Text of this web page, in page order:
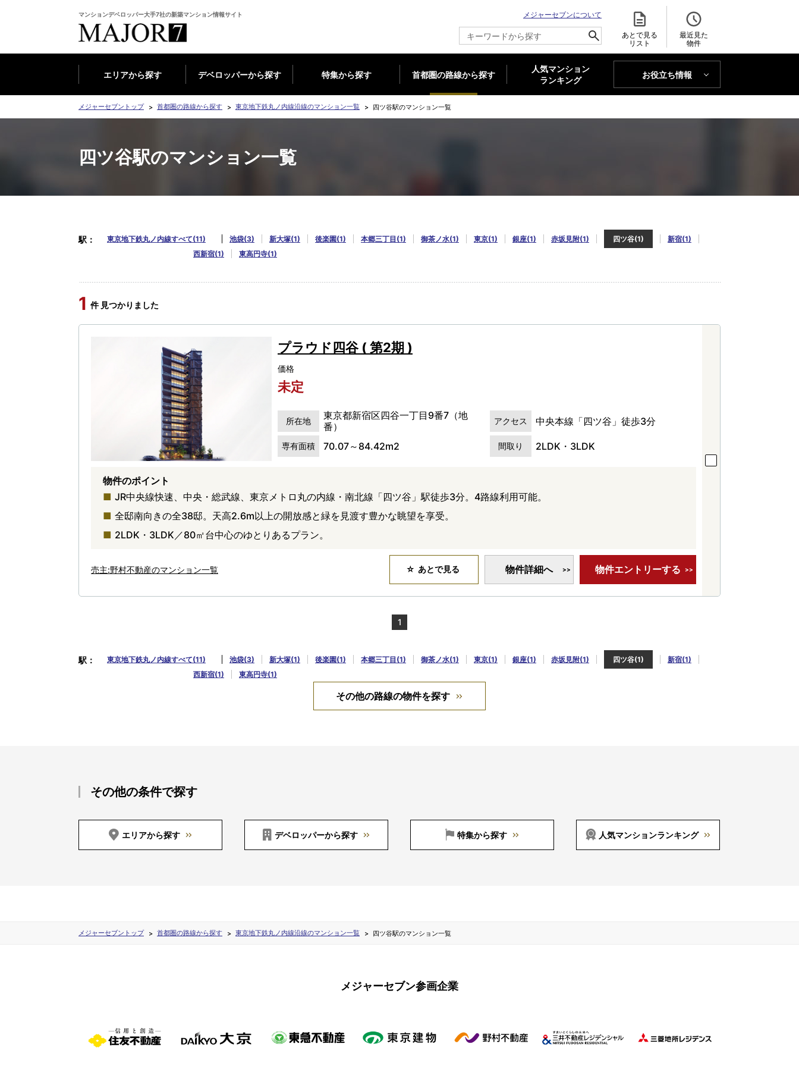
マンションデベロッパー大手7社の新築マンション情報サイト
メジャーセブンについて
あとで見る
リスト
最近見た
物件
エリアから探す デベロッパーから探す 特集から探す 首都圏の路線から探す
人気マンション
ランキング
お役立ち情報
MAJOR'S BLOG
メジャーセブントップ 首都圏の路線から探す 東京地下鉄丸ノ内線沿線のマンション一覧 四ツ谷駅のマンション一覧
四ツ谷駅のマンション一覧
駅 東京地下鉄丸ノ内線すべて(11) 池袋(3) 新大塚(1) 後楽園(1) 本郷三丁目(1) 御茶ノ水(1) 東京(1) 銀座(1) 赤坂見附(1) 四ツ谷(1)
新宿(1)
西新宿(1)
東高円寺(1)
1 件 見つかりました
プラウド四谷 ( 第2期 )
価格
未定
所在地
東京都新宿区四谷一丁目9番7（地
番）
アクセス 中央本線「四ツ谷」徒歩3分
専有面積 70.07～84.42m2 間取り 2LDK・3LDK
物件のポイント
JR中央線快速、中央・総武線、東京メトロ丸の内線・南北線「四ツ谷」駅徒歩3分。4路線利用可能。
全邸南向きの全38邸。天高2.6m以上の開放感と緑を見渡す豊かな眺望を享受。
2LDK・3LDK／80㎡台中心のゆとりあるプラン。
売主:野村不動産のマンション一覧 あとで見る 物件詳細へ 物件エントリーする
1
駅 東京地下鉄丸ノ内線すべて(11) 池袋(3) 新大塚(1) 後楽園(1) 本郷三丁目(1) 御茶ノ水(1) 東京(1) 銀座(1) 赤坂見附(1) 四ツ谷(1)
新宿(1)
西新宿(1)
東高円寺(1)
その他の路線の物件を探す
その他の条件で探す
エリアから探す デベロッパーから探す 特集から探す 人気マンションランキング
メジャーセブントップ 首都圏の路線から探す 東京地下鉄丸ノ内線沿線のマンション一覧 四ツ谷駅のマンション一覧
メジャーセブン参画企業